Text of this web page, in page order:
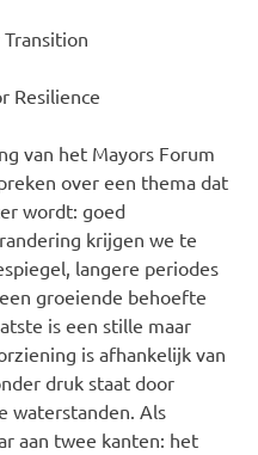
Resilience
van het Mayors Forum
over een thema dat
wordt: goed
krijgen we te
langere periodes
groeiende behoefte
is een stille maar
is afhankelijk van
druk staat door
waterstanden. Als
aan twee kanten: het